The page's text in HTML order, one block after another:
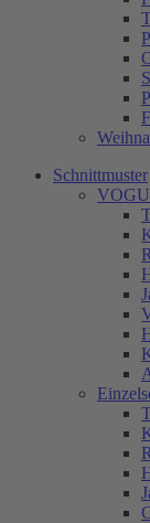
Schnittmuster